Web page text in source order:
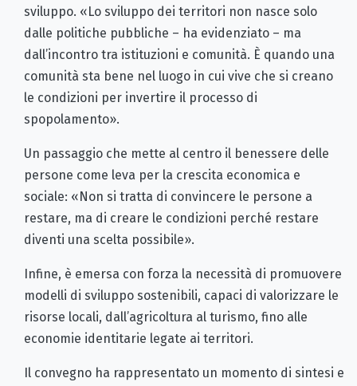
sviluppo. «Lo sviluppo dei territori non nasce solo
dalle politiche pubbliche – ha evidenziato – ma
dall’incontro tra istituzioni e comunità. È quando una
comunità sta bene nel luogo in cui vive che si creano
le condizioni per invertire il processo di
spopolamento».
Un passaggio che mette al centro il benessere delle
persone come leva per la crescita economica e
sociale: «Non si tratta di convincere le persone a
restare, ma di creare le condizioni perché restare
diventi una scelta possibile».
Infine, è emersa con forza la necessità di promuovere
modelli di sviluppo sostenibili, capaci di valorizzare le
risorse locali, dall’agricoltura al turismo, fino alle
economie identitarie legate ai territori.
Il convegno ha rappresentato un momento di sintesi e